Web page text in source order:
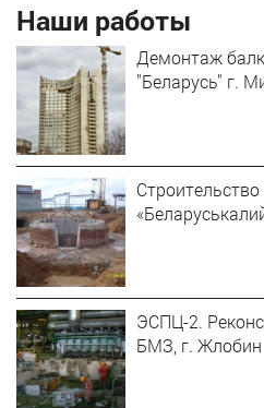
Наши работы
Демонтаж
"Беларусь" г.
ЭСПЦ-2.
БМЗ, г. Жлобин